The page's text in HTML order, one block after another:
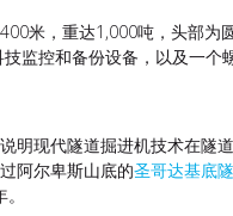
米，重达1,000吨，头部为
监控和备份设备，以及一
明现代隧道掘进机技术在隧
阿尔卑斯山底的圣哥达基底隧